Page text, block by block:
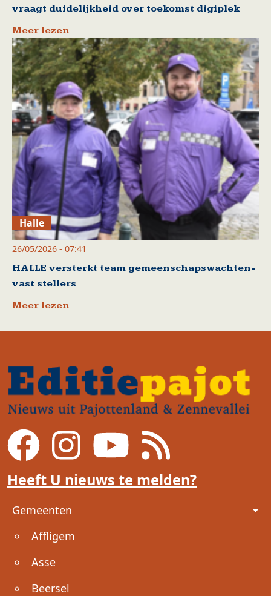
vraagt duidelijkheid over toekomst digiplek
Meer lezen
Halle
26/05/2026 - 07:41
HALLE versterkt team gemeenschapswachten-
vast stellers
Meer lezen
Heeft U nieuws te melden?
Voet
Gemeenten
Affligem
Asse
Beersel